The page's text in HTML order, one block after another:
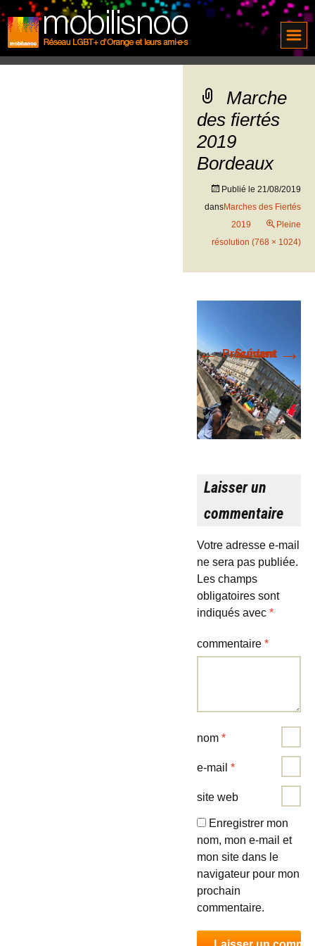
Marche
des fiertés
2019
Bordeaux
Publié le 21/08/2019
dansMarches des Fiertés
2019
Pleine
résolution (768 × 1024)
←Précédent
Suivant→
Laisser un
commentaire
Votre adresse e-mail
ne sera pas publiée.
Les champs
obligatoires sont
indiqués avec *
commentaire *
nom *
e-mail *
site web
Enregistrer mon
nom, mon e-mail et
mon site dans le
navigateur pour mon
prochain
commentaire.